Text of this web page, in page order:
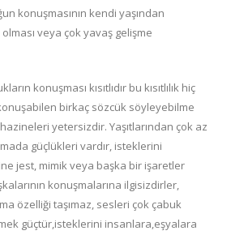
konuşmasının kendi yaşından
veya çok yavaş gelişme
konuşması kısıtlıdır bu kısıtlılık hiç
birkaç sözcük söyleyebilme
yetersizdir. Yaşıtlarından çok az
güçlükleri vardır, isteklerini
jest, mimik veya başka bir işaretler
konuşmalarına ilgisizdirler,
özelliği taşımaz, sesleri çok çabuk
güçtür,isteklerini insanlara,eşyalara